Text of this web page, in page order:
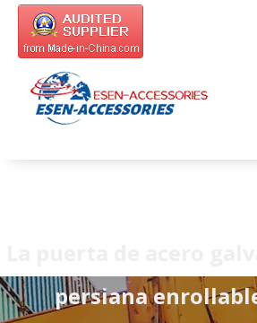
persiana